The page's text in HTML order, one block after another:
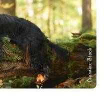
Снимка: iStock